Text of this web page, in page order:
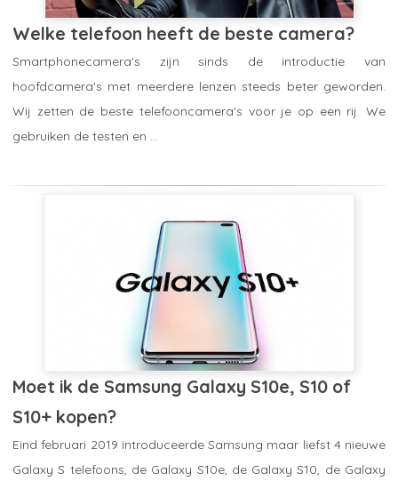
Welke telefoon heeft de beste camera?
Smartphonecamera's zijn sinds de introductie van
hoofdcamera's met meerdere lenzen steeds beter geworden.
Wij zetten de beste telefooncamera's voor je op een rij. We
gebruiken de testen en ...
Moet ik de Samsung Galaxy S10e, S10 of
S10+ kopen?
Eind februari 2019 introduceerde Samsung maar liefst 4 nieuwe
Galaxy S telefoons, de Galaxy S10e, de Galaxy S10, de Galaxy